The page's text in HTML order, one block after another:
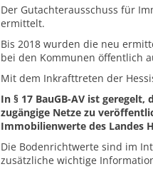
Der Gutachterausschuss für
ermittelt.
Bis 2018 wurden die neu
bei den Kommunen öffentlich
Mit dem Inkrafttreten der
In § 17 BauGB-AV ist
zugängige Netze zu
Immobilienwerte des Landes
Die Bodenrichtwerte sind im
zusätzliche wichtige